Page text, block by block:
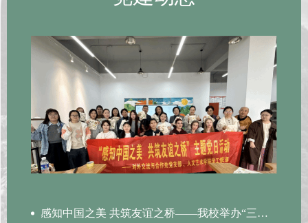
感知中国之美 共筑友谊之桥——我校举办“三月春来万物生”植...